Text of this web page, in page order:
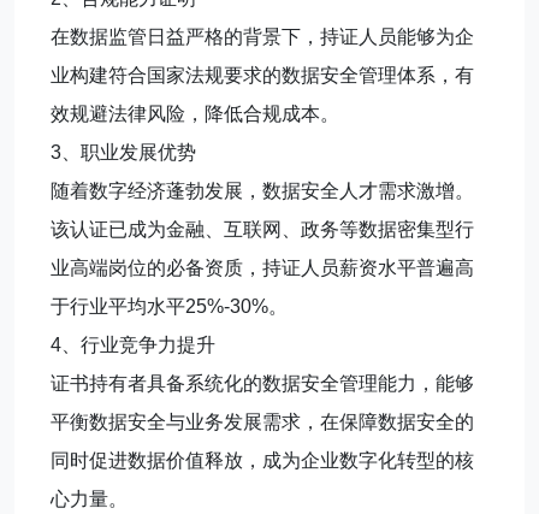
在数据监管日益严格的背景下，持证人员能够为企
业构建符合国家法规要求的数据安全管理体系，有
效规避法律风险，降低合规成本。
3、职业发展优势
随着数字经济蓬勃发展，数据安全人才需求激增。
该认证已成为金融、互联网、政务等数据密集型行
业高端岗位的必备资质，持证人员薪资水平普遍高
于行业平均水平25%-30%。
4、行业竞争力提升
证书持有者具备系统化的数据安全管理能力，能够
平衡数据安全与业务发展需求，在保障数据安全的
同时促进数据价值释放，成为企业数字化转型的核
心力量。